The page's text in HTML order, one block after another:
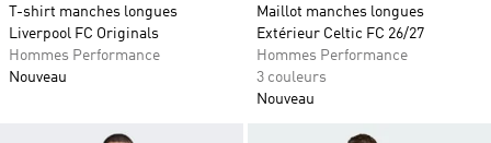
T-shirt manches longues
Liverpool FC Originals
Hommes Performance
Nouveau
Maillot manches longues
Extérieur Celtic FC 26/27
Hommes Performance
3 couleurs
Nouveau